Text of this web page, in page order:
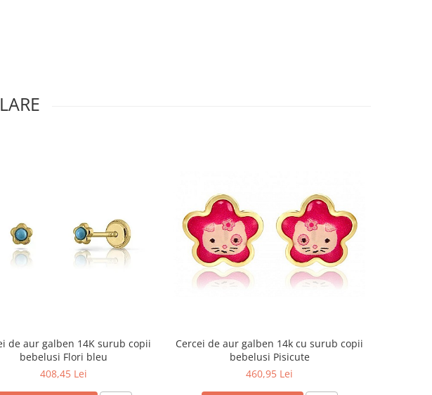
de aur galben 14K surub copii
bebelusi Flori bleu
408,45 Lei
Cercei de aur galben 14k cu surub copii
bebelusi Pisicute
460,95 Lei